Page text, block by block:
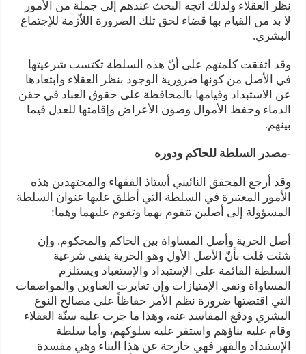
نظر العقلاء ولذلك اتجه البحث عندهم إلى جملة من الأمور
لا بد من القيام بها قضاء لحق تلك الضرورة اللاّزمة للإجتماع
البشري.
وقد اتفقت كلمتهم على أنّ هذه السلطة تكتسب شرعيتها
في الأصل من كونها ضرورية الوجود بنظر العقلاء وابتعادها
عن الاستبداد وقيامها بالمحافظة على حقوق العباد في حقن
الدماء وحفظ الأموال وصون الأعراض وإقامتها للعدل فيما
بينهم.
-مصدر السلطة للحاكم ودوره
وقد أرجع المحقق النائيني أستاذ الفقهاء والمجتهدين هذه
الأمور المعتبرة في السلطة التي أطلق عليها عنوان السلطة
المسؤولة إلى أصلين تتقوم بهما وتقوم عليهما وهما:
أصل الحرية وأصل المساواة بين الحاكم والمحكوم. وإن
شئت قلت بأنّ الأصل الأول وهو الحرية ينفي شرعية
السلطة القائمة على الإستبداد والإستعباد ويستلزم
المساواة ونفي الإمتيازات وإن تغايرت العناوين والمواصفات
التي اقتضتها ضرورة نظم الأمر حفاظاً على مصالح النوع
البشري ودفع المفاسد عنه، وهذا ما جرت عليه سنّة العقلاء
وقام عليه بناؤهم واستقر عليه سلوكهم، وأما سلطة
الإستبداد والقهر فهي خارجة عن هذا البناء وهي مفسدة